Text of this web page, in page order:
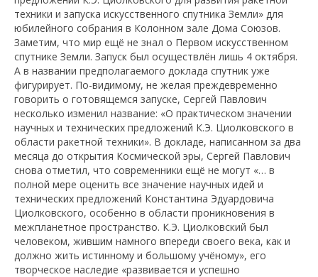
техники и запуска искусственного спутника Земли» для
юбилейного собрания в Колонном зале Дома Союзов.
Заметим, что мир ещё не знал о Первом искусственном
спутнике Земли. Запуск был осуществлён лишь 4 октября.
А в названии предполагаемого доклада спутник уже
фигурирует. По-видимому, не желая преждевременно
говорить о готовящемся запуске, Сергей Павлович
несколько изменил название: «О практическом значении
научных и технических предложений К.Э. Циолковского в
области ракетной техники». В докладе, написанном за два
месяца до открытия Космической эры, Сергей Павлович
снова отметил, что современники ещё не могут «… в
полной мере оценить все значение научных идей и
технических предложений Константина Эдуардовича
Циолковского, особенно в области проникновения в
межпланетное пространство. К.Э. Циолковский был
человеком, жившим намного впереди своего века, как и
должно жить истинному и большому учёному», его
творческое наследие «развивается и успешно